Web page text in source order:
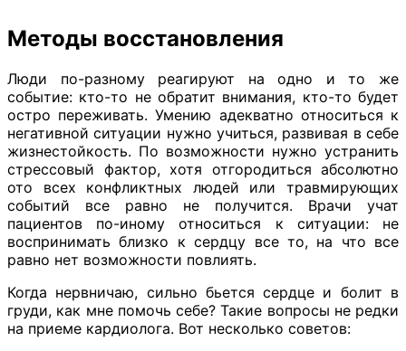
Методы восстановления
Люди по-разному реагируют на одно и то же
событие: кто-то не обратит внимания, кто-то будет
остро переживать. Умению адекватно относиться к
негативной ситуации нужно учиться, развивая в себе
жизнестойкость. По возможности нужно устранить
стрессовый фактор, хотя отгородиться абсолютно
ото всех конфликтных людей или травмирующих
событий все равно не получится. Врачи учат
пациентов по-иному относиться к ситуации: не
воспринимать близко к сердцу все то, на что все
равно нет возможности повлиять.
Когда нервничаю, сильно бьется сердце и болит в
груди, как мне помочь себе? Такие вопросы не редки
на приеме кардиолога. Вот несколько советов: